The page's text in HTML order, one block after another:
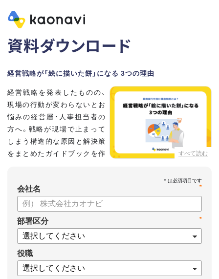
資料ダウンロード
経営戦略が「絵に描いた餅」になる 3つの理由
すべて読む
経営戦略を発表したものの、
現場の行動が変わらないとお
悩みの経営層・人事担当者の
方へ。戦略が現場で止まって
しまう構造的な原因と解決策
をまとめたガイドブックを作
本資料では、自律的に戦略を実行できる組織づくりのステップ
と、タレントマネジメントの視点から具体的なアプローチをお
届けします 。
【資料の内容】
・経営戦略が「絵に描いた餅」になる3つの理由
・人材の見える化や評価制度連動など、実務対応のポイント
・カオナビを活用した組織マネジメントの底上げ
*
会社名
*
部署区分
役職